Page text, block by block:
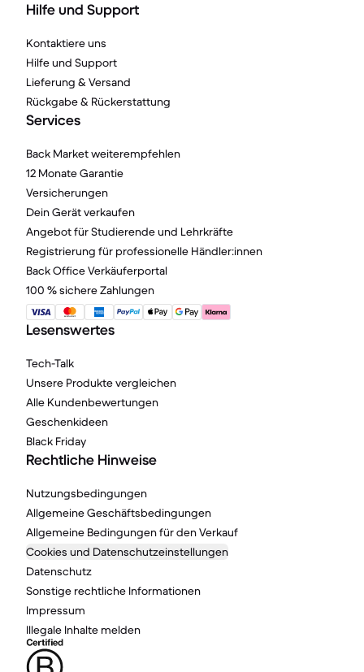
Hilfe und Support
Kontaktiere uns
Hilfe und Support
Lieferung & Versand
Rückgabe & Rückerstattung
Services
Back Market weiterempfehlen
12 Monate Garantie
Versicherungen
Dein Gerät verkaufen
Angebot für Studierende und Lehrkräfte
Registrierung für professionelle Händler:innen
Back Office Verkäuferportal
100 % sichere Zahlungen
Lesenswertes
Tech-Talk
Unsere Produkte vergleichen
Alle Kundenbewertungen
Geschenkideen
Black Friday
Rechtliche Hinweise
Nutzungsbedingungen
Allgemeine Geschäftsbedingungen
Allgemeine Bedingungen für den Verkauf
Cookies und Datenschutzeinstellungen
Datenschutz
Sonstige rechtliche Informationen
Impressum
Illegale Inhalte melden